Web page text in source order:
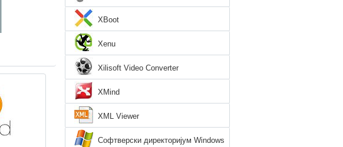
XBoot
Xenu
Xilisoft Video Converter
XMind
XML Viewer
Софтверски директоријум Windows